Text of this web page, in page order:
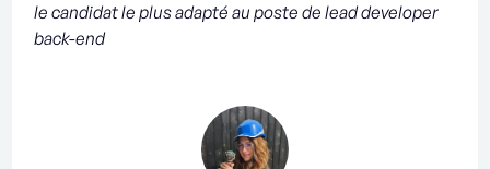
le candidat le plus adapté au poste de lead developer
back-end